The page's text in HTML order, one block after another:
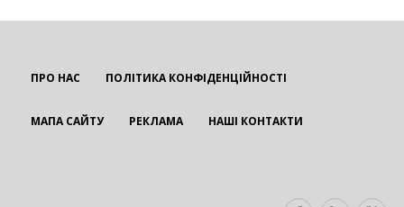
ПРО НАС ПОЛІТИКА КОНФІДЕНЦІЙНОСТІ
МАПА САЙТУ РЕКЛАМА НАШІ КОНТАКТИ